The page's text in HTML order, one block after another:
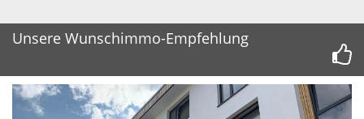
Unsere Wunschimmo-Empfehlung